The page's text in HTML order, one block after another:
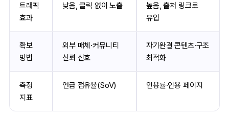
트래픽
효과
낮음, 클릭 없이 노출
높음, 출처 링크로
유입
확보
방법
외부 매체·커뮤니티
신뢰 신호
자기완결 콘텐츠·구조
최적화
측정
지표
언급 점유율(SoV) 인용률·인용 페이지